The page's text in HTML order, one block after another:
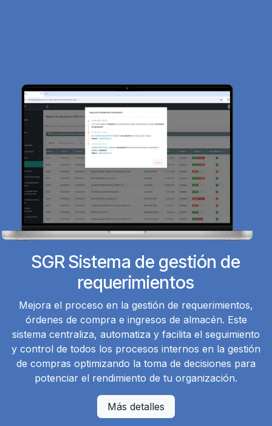
SGR Sistema de gestión de
requerimientos
Mejora el proceso en la gestión de requerimientos,
órdenes de compra e ingresos de almacén. Este
sistema centraliza, automatiza y facilita el seguimiento
y control de todos los procesos internos en la gestión
de compras optimizando la toma de decisiones para
potenciar el rendimiento de tu organización.
Más detalles